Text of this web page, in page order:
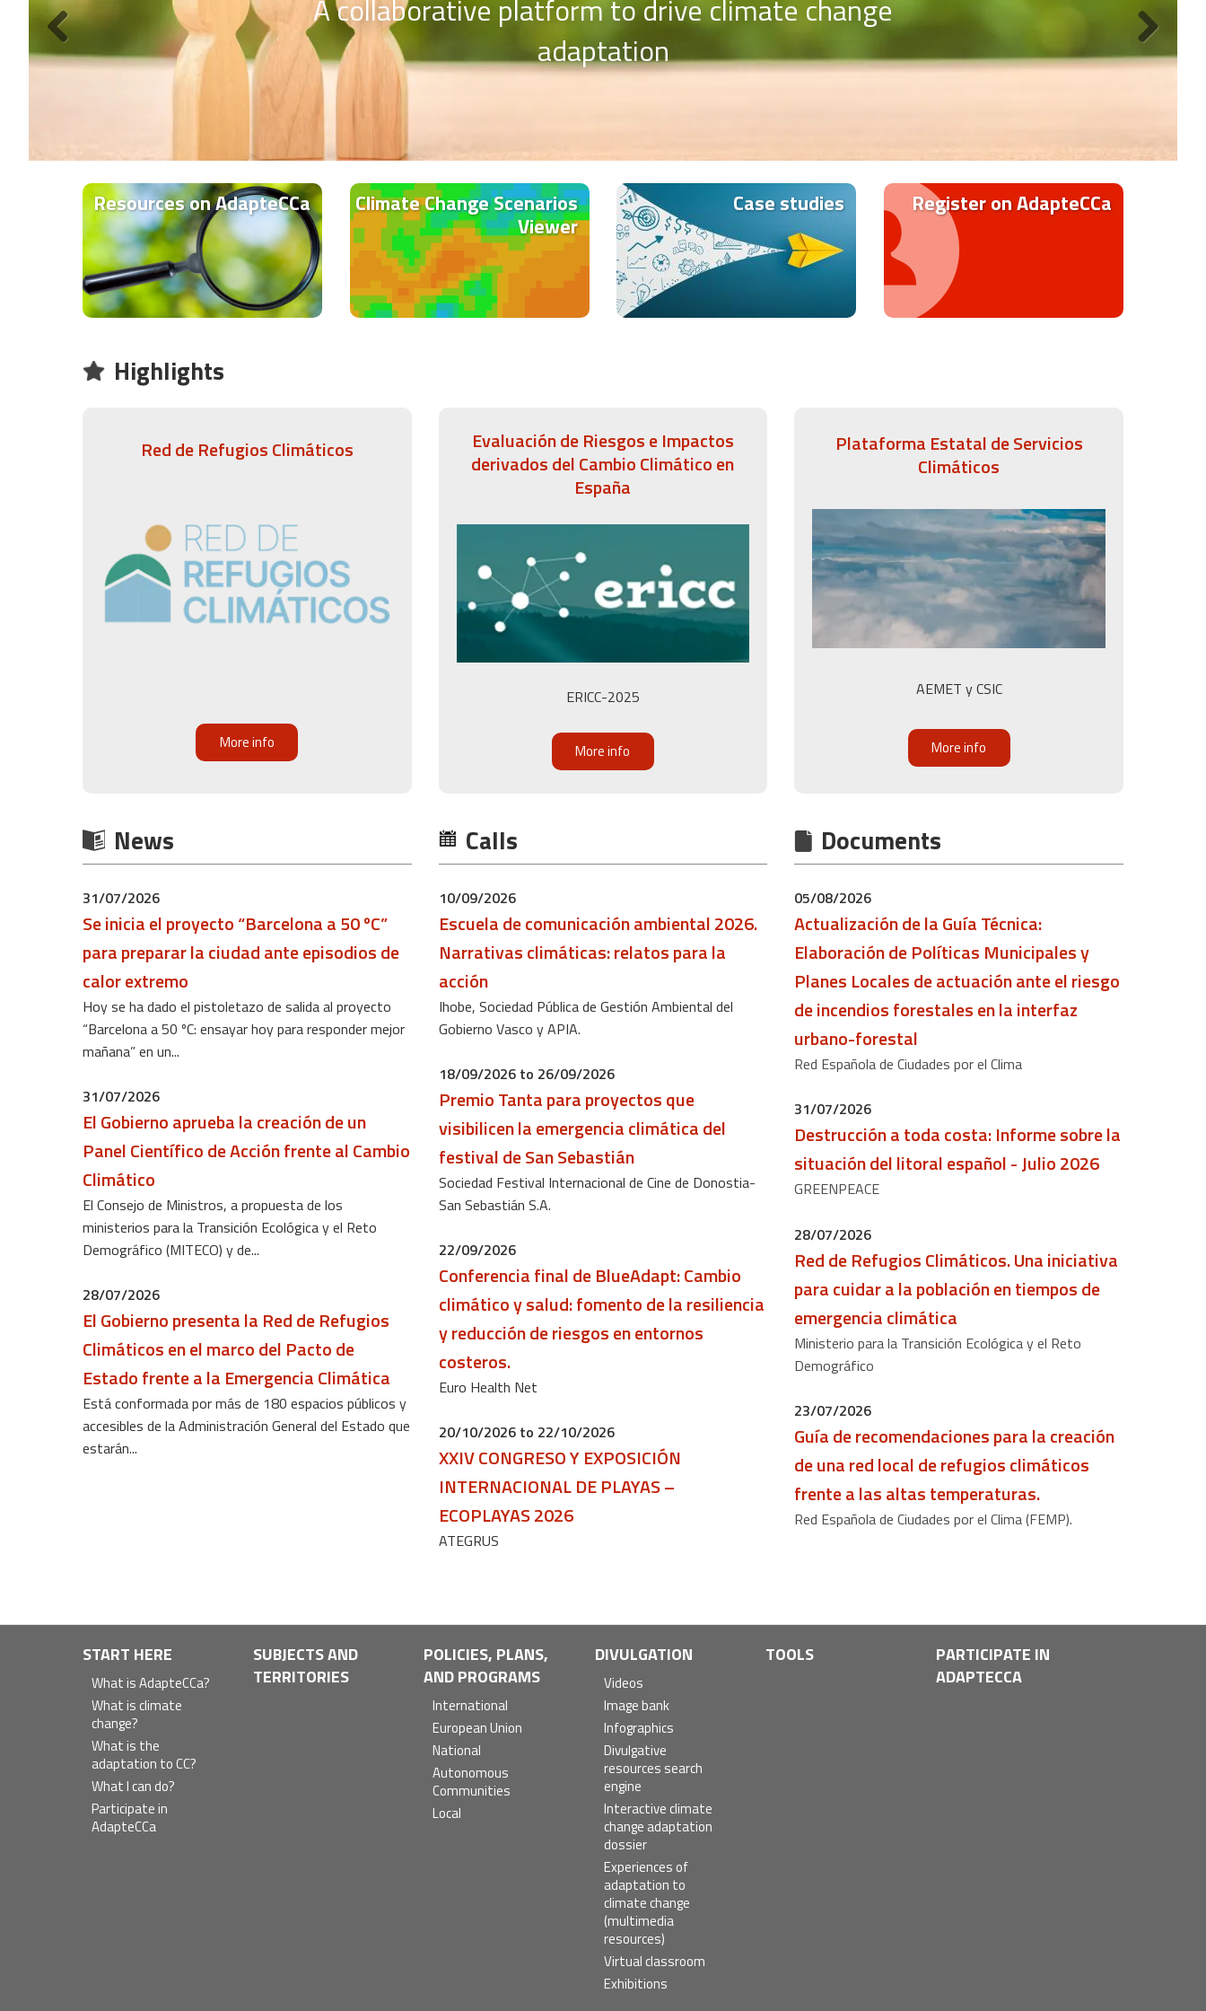
A collaborative platform to drive climate change
adaptation
Resources on AdapteCCa Climate Change Scenarios
Viewer
Case studies Register on AdapteCCa
Highlights
Red de Refugios Climáticos
More info
Evaluación de Riesgos e Impactos
derivados del Cambio Climático en
España
ERICC-2025
More info
Plataforma Estatal de Servicios
Climáticos
AEMET y CSIC
More info
News
31/07/2026
Se inicia el proyecto “Barcelona a 50 ºC”
para preparar la ciudad ante episodios de
calor extremo
Hoy se ha dado el pistoletazo de salida al proyecto
“Barcelona a 50 ºC: ensayar hoy para responder mejor
mañana” en un...
31/07/2026
El Gobierno aprueba la creación de un
Panel Científico de Acción frente al Cambio
Climático
El Consejo de Ministros, a propuesta de los
ministerios para la Transición Ecológica y el Reto
Demográfico (MITECO) y de...
28/07/2026
El Gobierno presenta la Red de Refugios
Climáticos en el marco del Pacto de
Estado frente a la Emergencia Climática
Está conformada por más de 180 espacios públicos y
accesibles de la Administración General del Estado que
estarán...
Calls
10/09/2026
Escuela de comunicación ambiental 2026.
Narrativas climáticas: relatos para la
acción
Ihobe, Sociedad Pública de Gestión Ambiental del
Gobierno Vasco y APIA.
18/09/2026 to 26/09/2026
Premio Tanta para proyectos que
visibilicen la emergencia climática del
festival de San Sebastián
Sociedad Festival Internacional de Cine de Donostia-
San Sebastián S.A.
22/09/2026
Conferencia final de BlueAdapt: ​​Cambio
climático y salud: fomento de la resiliencia
y reducción de riesgos en entornos
costeros.
Euro Health Net
20/10/2026 to 22/10/2026
XXIV CONGRESO Y EXPOSICIÓN
INTERNACIONAL DE PLAYAS –
ECOPLAYAS 2026
ATEGRUS
Documents
05/08/2026
Actualización de la Guía Técnica:
Elaboración de Políticas Municipales y
Planes Locales de actuación ante el riesgo
de incendios forestales en la interfaz
urbano-forestal
Red Española de Ciudades por el Clima
31/07/2026
Destrucción a toda costa: Informe sobre la
situación del litoral español - Julio 2026
GREENPEACE
28/07/2026
Red de Refugios Climáticos. Una iniciativa
para cuidar a la población en tiempos de
emergencia climática
Ministerio para la Transición Ecológica y el Reto
Demográfico
23/07/2026
Guía de recomendaciones para la creación
de una red local de refugios climáticos
frente a las altas temperaturas.
Red Española de Ciudades por el Clima (FEMP).
Navegación
principal
START HERE
What is AdapteCCa?
What is climate
change?
What is the
adaptation to CC?
What I can do?
Participate in
AdapteCCa
SUBJECTS AND
TERRITORIES
POLICIES, PLANS,
AND PROGRAMS
International
European Union
National
Autonomous
Communities
Local
DIVULGATION
Videos
Image bank
Infographics
Divulgative
resources search
engine
Interactive climate
change adaptation
dossier
Experiences of
adaptation to
climate change
(multimedia
resources)
Virtual classroom
Exhibitions
TOOLS
PARTICIPATE IN
ADAPTECCA